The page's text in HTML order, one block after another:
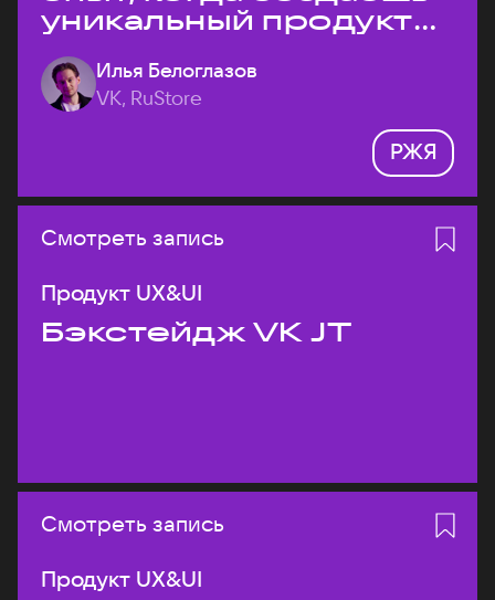
уникальный продукт
на рынке?
Илья Белоглазов
VK, RuStore
РЖЯ
Смотреть запись
Продукт UX&UI
Бэкстейдж VK JT
Смотреть запись
Продукт UX&UI